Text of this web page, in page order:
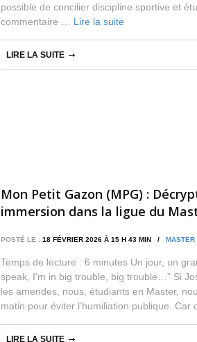
possible de concilier discipline sportive et
commentaire … Lire la suite
LIRE LA SUITE
Mon Petit Gazon (MPG) :
immersion dans la ligue du
POSTÉ LE : 18 FÉVRIER 2026 À 15 H 43 MIN / MASTER
Temps de lecture : 6 minutes Un jour, un
speak, I’m in big trouble, big trouble…” Si
les amendes, nous, étudiants en Master,
matin pour éviter l’humiliation publique.
LIRE LA SUITE